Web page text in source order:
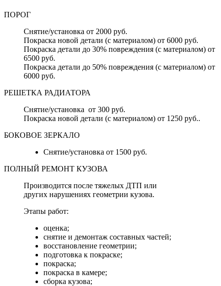
ПОРОГ
Снятие/установка от 2000 руб.
Покраска новой детали (с материалом) от 6000 руб.
Покраска детали до 30% повреждения (с материалом) от
6500 руб.
Покраска детали до 50% повреждения (с материалом) от
6000 руб.
РЕШЕТКА РАДИАТОРА
Снятие/установка от 300 руб.
Покраска новой детали (с материалом) от 1250 руб..
БОКОВОЕ ЗЕРКАЛО
Снятие/установка от 1500 руб.
ПОЛНЫЙ РЕМОНТ КУЗОВА
Производится после тяжелых ДТП или
других нарушениях геометрии кузова.
Этапы работ:
оценка;
снятие и демонтаж составных частей;
восстановление геометрии;
подготовка к покраске;
покраска;
покраска в камере;
сборка кузова;